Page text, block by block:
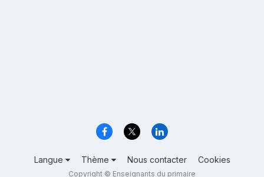
Langue Thème Nous contacter Cookies
Copyright © Enseignants du primaire